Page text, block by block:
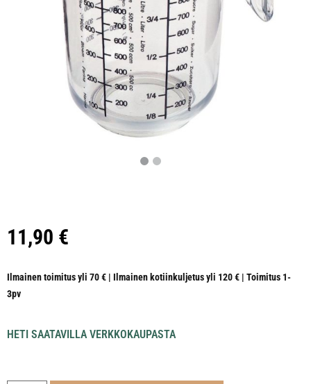
11,90 €
Ilmainen toimitus yli 70 € | Ilmainen kotiinkuljetus yli 120 € | Toimitus 1-
3pv
HETI SAATAVILLA VERKKOKAUPASTA